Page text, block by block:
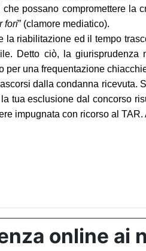
possano compromettere
fori” (clamore mediatico).
riabilitazione ed il tempo
Detto ciò, la giurisprudenza
una frequentazione
dalla condanna
esclusione dal concorso
impugnata con ricorso al
online ai